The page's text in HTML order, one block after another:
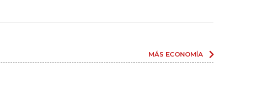
MÁS ECONOMÍA